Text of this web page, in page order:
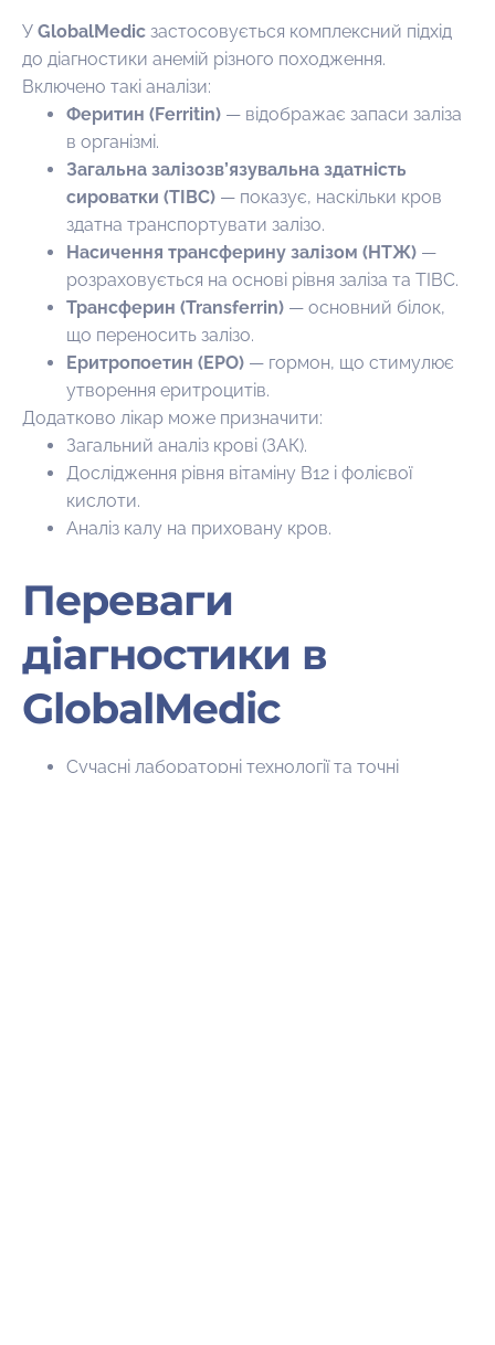
У GlobalMedic застосовується комплексний підхід
до діагностики анемій різного походження.
Включено такі аналізи:
Феритин (Ferritin) — відображає запаси заліза
в організмі.
Загальна залізозв’язувальна здатність
сироватки (TIBC) — показує, наскільки кров
здатна транспортувати залізо.
Насичення трансферину залізом (НТЖ) —
розраховується на основі рівня заліза та TIBC.
Трансферин (Transferrin) — основний білок,
що переносить залізо.
Еритропоетин (EPO) — гормон, що стимулює
утворення еритроцитів.
Додатково лікар може призначити:
Загальний аналіз крові (ЗАК).
Дослідження рівня вітаміну B12 і фолієвої
кислоти.
Аналіз калу на приховану кров.
Переваги
діагностики в
GlobalMedic
Сучасні лабораторні технології та точні